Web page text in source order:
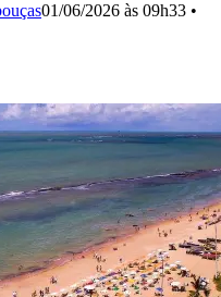
01/06/2026 às 09h33 •